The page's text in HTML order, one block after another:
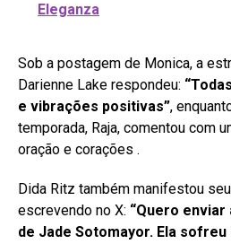
Eleganza
Sob a postagem de Monica, a
Darienne Lake respondeu:
e vibrações positivas”,
temporada, Raja, comentou com
oração e corações .
Dida Ritz também manifestou
escrevendo no X: “Quero
de Jade Sotomayor. Ela